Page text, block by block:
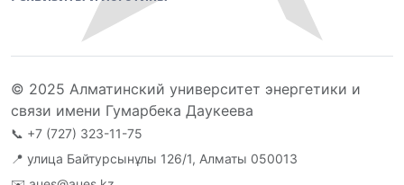
© 2025 Алматинский университет энергетики и
связи имени Гумарбека Даукеева
📞 +7 (727) 323-11-75
📍 улица Байтурсынұлы 126/1, Алматы 050013